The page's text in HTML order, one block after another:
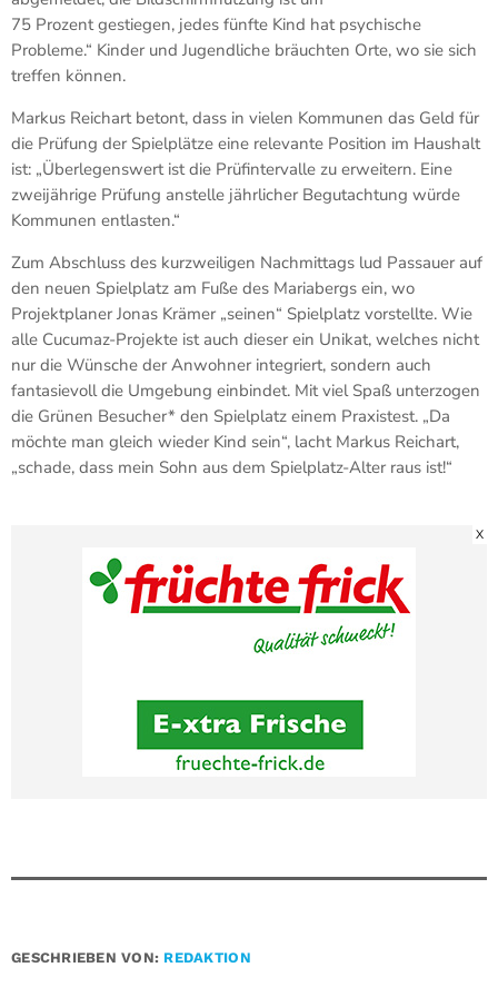
75 Prozent gestiegen, jedes fünfte Kind hat psychische
Probleme.“ Kinder und Jugendliche bräuchten Orte, wo sie sich
treffen können.
Markus Reichart betont, dass in vielen Kommunen das Geld für
die Prüfung der Spielplätze eine relevante Position im Haushalt
ist: „Überlegenswert ist die Prüfintervalle zu erweitern. Eine
zweijährige Prüfung anstelle jährlicher Begutachtung würde
Kommunen entlasten.“
Zum Abschluss des kurzweiligen Nachmittags lud Passauer auf
den neuen Spielplatz am Fuße des Mariabergs ein, wo
Projektplaner Jonas Krämer „seinen“ Spielplatz vorstellte. Wie
alle Cucumaz-Projekte ist auch dieser ein Unikat, welches nicht
nur die Wünsche der Anwohner integriert, sondern auch
fantasievoll die Umgebung einbindet. Mit viel Spaß unterzogen
die Grünen Besucher* den Spielplatz einem Praxistest. „Da
möchte man gleich wieder Kind sein“, lacht Markus Reichart,
„schade, dass mein Sohn aus dem Spielplatz-Alter raus ist!“
X
GESCHRIEBEN VON: REDAKTION